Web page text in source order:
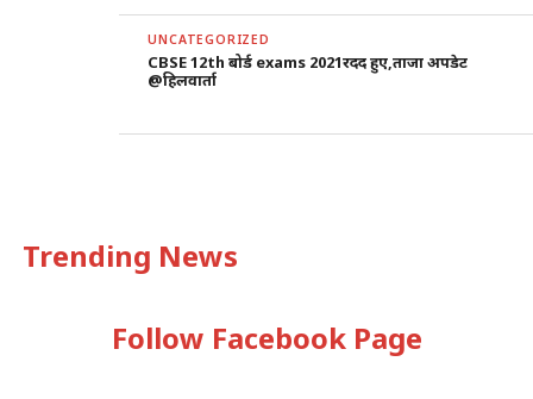
UNCATEGORIZED
CBSE 12th बोर्ड exams 2021रदद हुए,ताजा अपडेट
@हिलवार्ता
Trending News
Follow Facebook Page